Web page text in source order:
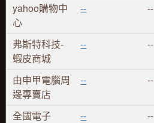
yahoo購物中
心
-- --
弗斯特科技-
蝦皮商城
-- --
由申甲電腦周
邊專賣店
-- --
全國電子 --
--